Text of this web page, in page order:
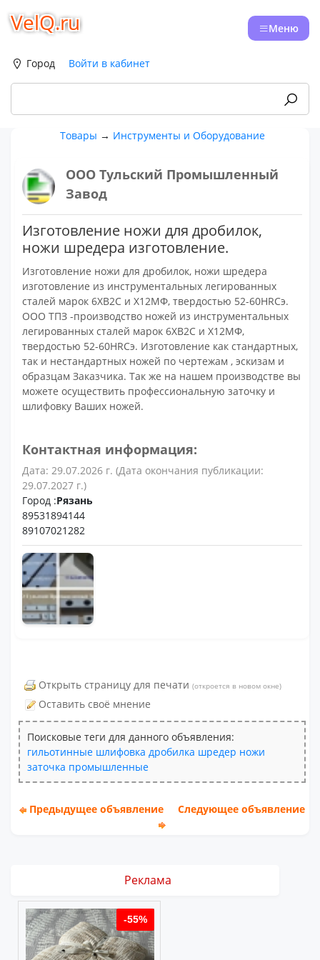
VelQ.ru Меню
Город Войти в кабинет
Товары → Инструменты и Оборудование
ООО Тульский Промышленный
Завод
Изготовление ножи для дробилок,
ножи шредера изготовление.
Изготовление ножи для дробилок, ножи шредера
изготовление из инструментальных легированных
сталей марок 6ХВ2С и Х12МФ, твердостью 52-60HRCэ.
ООО ТПЗ -производство ножей из инструментальных
легированных сталей марок 6ХВ2С и Х12МФ,
твердостью 52-60HRCэ. Изготовление как стандартных,
так и нестандартных ножей по чертежам , эскизам и
образцам Заказчика. Так же на нашем производстве вы
можете осуществить профессиональную заточку и
шлифовку Ваших ножей.
Контактная информация:
Дата: 29.07.2026 г. (Дата окончания публикации:
29.07.2027 г.)
Город :Рязань
89531894144
89107021282
Открыть страницу для печати (откроется в новом окне)
Оставить своё мнение
Поисковые теги для данного объявления:
гильотинные шлифовка дробилка шредер ножи
заточка промышленные
Предыдущее объявление Следующее объявление
Реклама
-55%